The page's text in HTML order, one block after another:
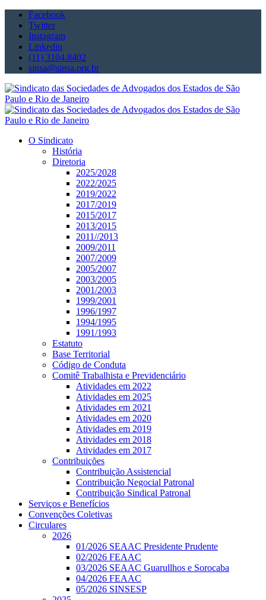
Facebook
Twitter
Instagram
Linkedin
(11) 3104.8402
sinsa@sinsa.org.br
O Sindicato
História
Diretoria
2025/2028
2022/2025
2019/2022
2017/2019
2015/2017
2013/2015
2011//2013
2009/2011
2007/2009
2005/2007
2003/2005
2001/2003
1999/2001
1996/1997
1994/1995
1991/1993
Estatuto
Base Territorial
Código de Conduta
Comitê Trabalhista e Previdenciário
Atividades em 2022
Atividades em 2025
Atividades em 2021
Atividades em 2020
Atividades em 2019
Atividades em 2018
Atividades em 2017
Contribuições
Contribuição Assistencial
Contribuição Negocial Patronal
Contribuição Sindical Patronal
Serviços e Benefícios
Convenções Coletivas
Circulares
2026
01/2026 SEAAC Presidente Prudente
02/2026 FEAAC
03/2026 SEAAC Guarullhos e Sorocaba
04/2026 FEAAC
05/2026 SINSESP